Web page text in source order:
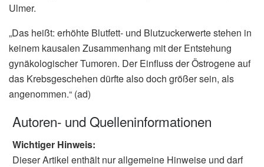
Ulmer.
„Das heißt: erhöhte Blutfett- und Blutzuckerwerte stehen in
keinem kausalen Zusammenhang mit der Entstehung
gynäkologischer Tumoren. Der Einfluss der Östrogene auf
das Krebsgeschehen dürfte also doch größer sein, als
angenommen.“ (ad)
Autoren- und Quelleninformationen
Wichtiger Hinweis:
Dieser Artikel enthält nur allgemeine Hinweise und darf